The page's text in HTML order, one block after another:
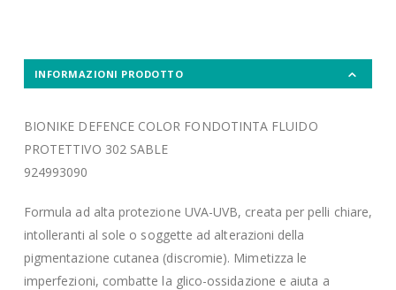
INFORMAZIONI PRODOTTO
BIONIKE DEFENCE COLOR FONDOTINTA FLUIDO
PROTETTIVO 302 SABLE
924993090
Formula ad alta protezione UVA-UVB, creata per pelli chiare,
intolleranti al sole o soggette ad alterazioni della
pigmentazione cutanea (discromie). Mimetizza le
imperfezioni, combatte la glico-ossidazione e aiuta a